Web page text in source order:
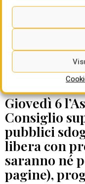
DATE DA RICORDARE
Giovedì 6
Consiglio
pubblici
libera con
saranno né
pagine),